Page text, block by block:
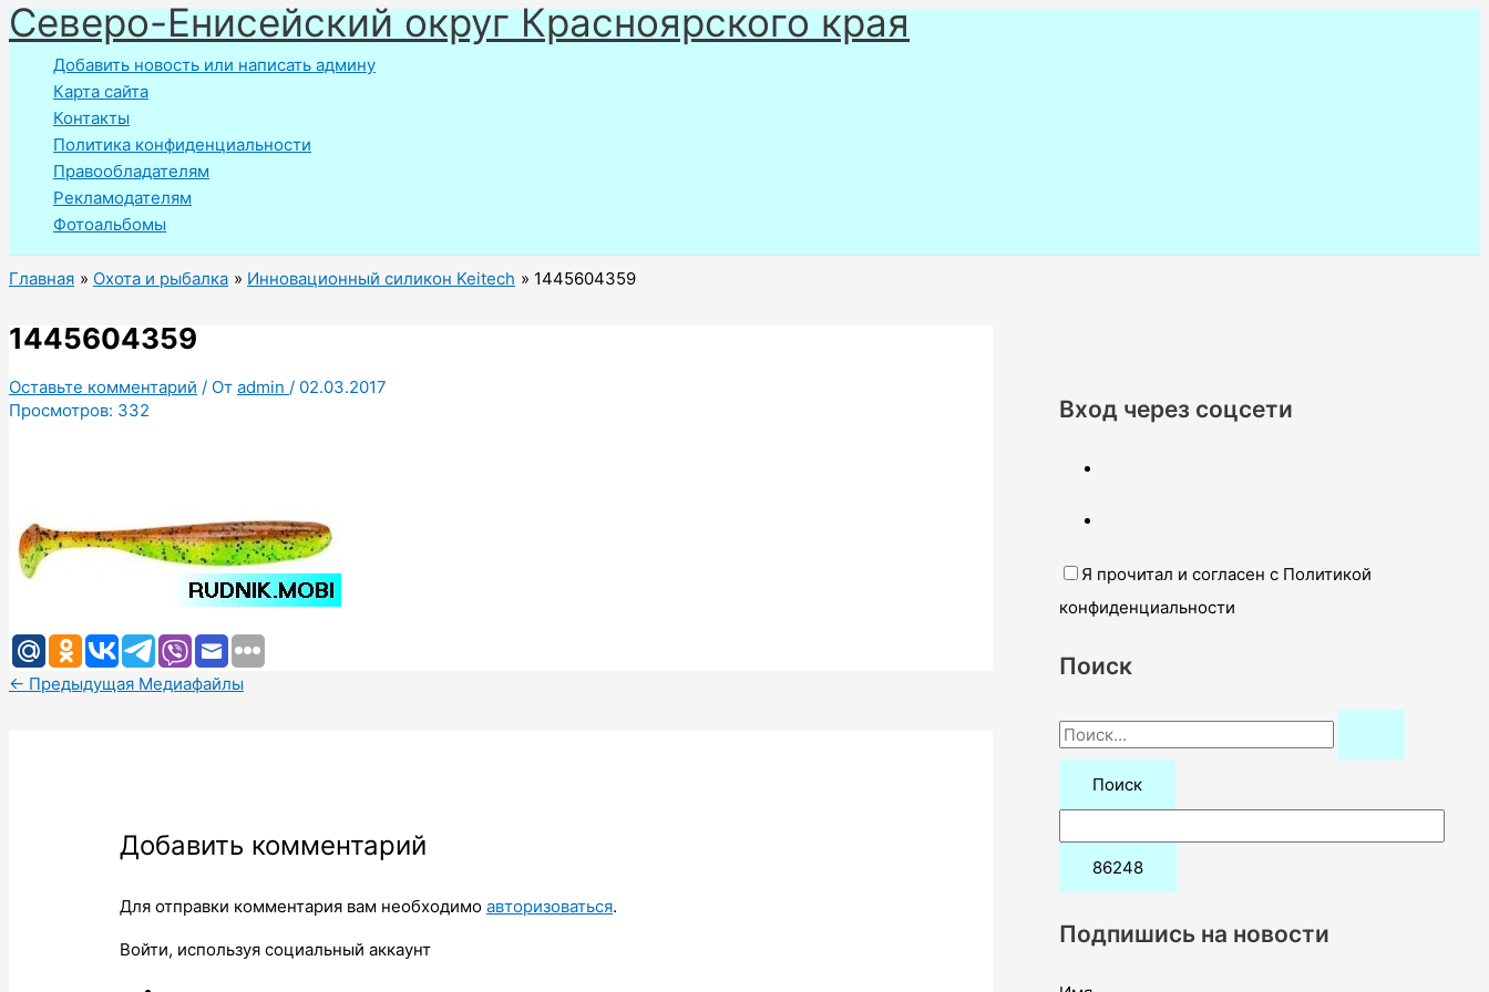
Перейти
к
содержимому
Северо-Енисейский округ Красноярского края
Добавить новость или написать админу
Карта сайта
Контакты
Политика конфиденциальности
Правообладателям
Рекламодателям
Фотоальбомы
Главная Охота и рыбалка Инновационный силикон Keitech 1445604359
1445604359
Оставьте комментарий / От admin / 02.03.2017
Просмотров: 332
← Предыдущая Медиафайлы
Добавить комментарий
Для отправки комментария вам необходимоавторизоваться.
Войти, используя социальный аккаунт
Вход через соцсети
Я прочитал и согласен с Политикой
конфиденциальности
Поиск
П
о
:
Подпишись на новости